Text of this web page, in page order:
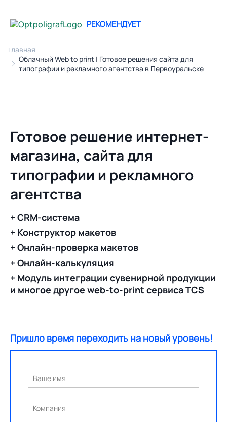
Главная
Облачный Web to print | Готовое решения сайта для
типографии и рекламного агентства в Первоуральске
РЕКОМЕНДУЕТ
Готовое решение интернет-
магазина, сайта для
типографии и рекламного
агентства
+ CRM-система
+ Конструктор макетов
+ Онлайн-проверка макетов
+ Онлайн-калькуляция
+ Модуль интеграции сувенирной продукции
и многое другое web-to-print сервиса TCS
Пришло время переходить на новый уровень!
Ваше имя
Компания